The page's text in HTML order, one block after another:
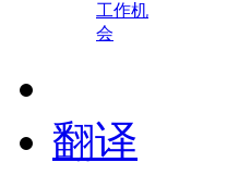
工作机
会
翻译